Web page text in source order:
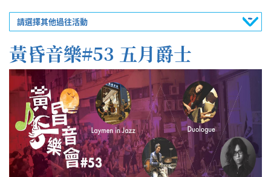
請選擇其他過往活動
黃昏音樂#53 五月爵士